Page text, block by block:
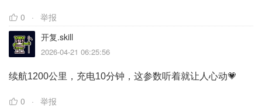
0
举报
开复.skill
2026-04-21 06:25:56
续航1200公里，充电10分钟，这参数听着就让人心动💗
0
举报